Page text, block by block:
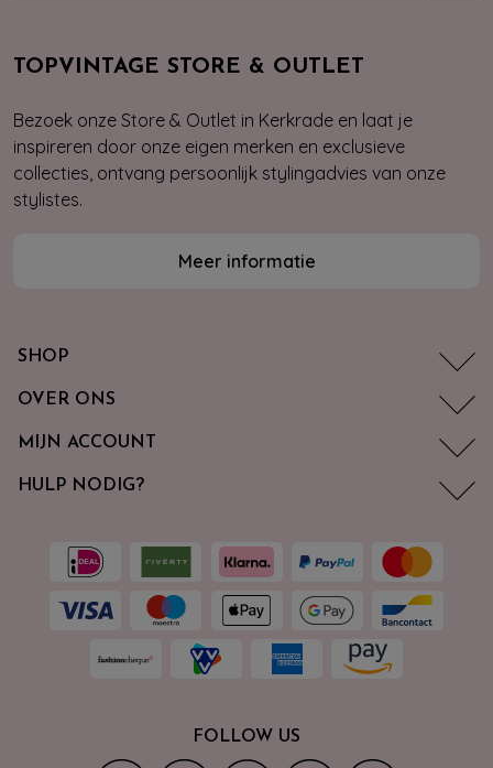
TOPVINTAGE STORE & OUTLET
Bezoek onze Store & Outlet in Kerkrade en laat je
inspireren door onze eigen merken en exclusieve
collecties, ontvang persoonlijk stylingadvies van onze
stylistes.
Meer informatie
SHOP
OVER ONS
MIJN ACCOUNT
HULP NODIG?
FOLLOW US